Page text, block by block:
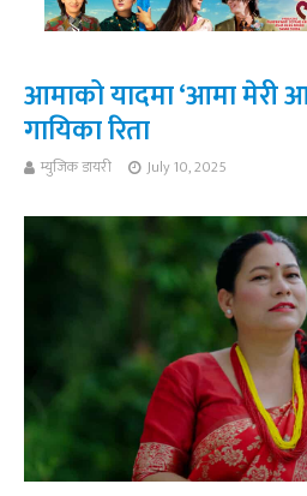
आमाको यादमा ‘आमा मेरी
गायिका रिता
म्युजिक डायरी July 10, 2025